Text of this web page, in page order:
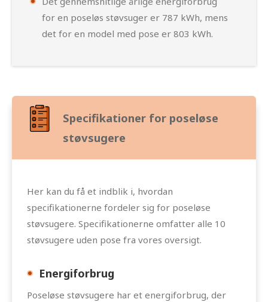
for en poseløs støvsuger er 787 kWh, mens
det for en model med pose er 803 kWh.
Specifikationer for poseløse
støvsugere
Her kan du få et indblik i, hvordan
specifikationerne fordeler sig for poseløse
støvsugere. Specifikationerne omfatter alle 10
støvsugere uden pose fra vores oversigt.
Energiforbrug
Poseløse støvsugere har et energiforbrug, der